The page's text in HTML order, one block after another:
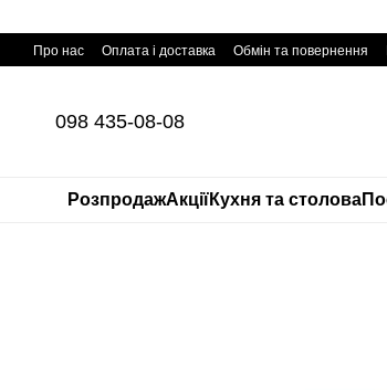
Про нас Оплата і доставка Обмін та повернення
098 435-08-08
РозпродажАкціїКухня та столова